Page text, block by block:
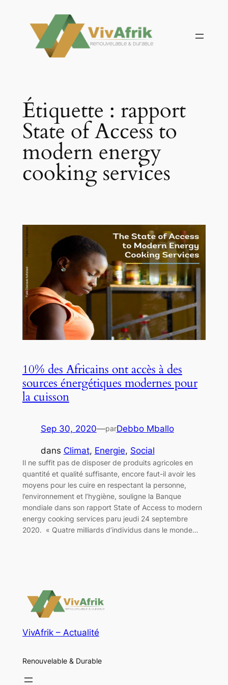
contenu
Étiquette : rapport
State of Access to
modern energy
cooking services
10% des Africains ont accès à des
sources énergétiques modernes pour
la cuisson
Sep 30, 2020—parDebbo Mballo
dans Climat, Energie, Social
Il ne suffit pas de disposer de produits agricoles en
quantité et qualité suffisante, encore faut-il avoir les
moyens pour les cuire en respectant la personne,
l’environnement et l’hygiène, souligne la Banque
mondiale dans son rapport State of Access to modern
energy cooking services paru jeudi 24 septembre
2020. « Quatre milliards d’individus dans le monde…
VivAfrik – Actualité
Renouvelable & Durable